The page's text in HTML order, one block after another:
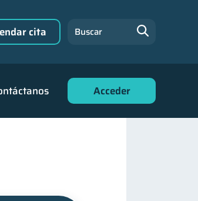
Acceder
cita Buscar